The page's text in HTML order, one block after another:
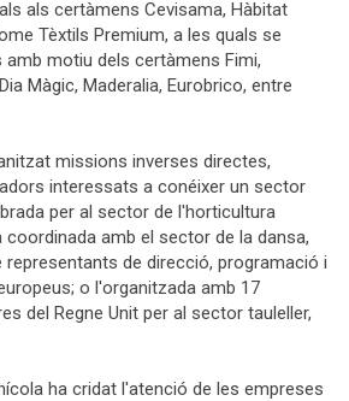
als certàmens Cevisama, Hàbitat
Tèxtils Premium, a les quals se
amb motiu dels certàmens Fimi,
Màgic, Maderalia, Eurobrico, entre
missions inverses directes,
interessats a conéixer un sector
per al sector de l'horticultura
coordinada amb el sector de la dansa,
representants de direcció, programació i
o l'organitzada amb 17
del Regne Unit per al sector tauleller,
ha cridat l'atenció de les empreses